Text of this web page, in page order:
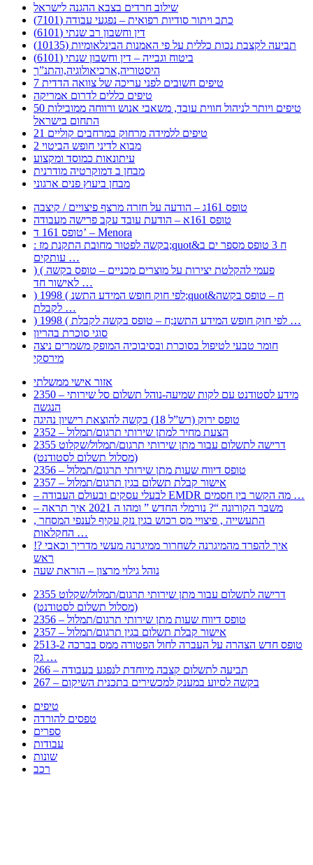
שילוב חרדים בצבא ההגנה לישראל
כתב ויתור סודיות רפואית – נפגעי עבודה (7101)
דין וחשבון רב שנתי (6101)
תביעה לקצבת נכות כללית על פי האמנות הבינלאומיות (10135)
ביטוח וגבייה – דין וחשבון שנתי (6101)
היסטוריה,ארכיאולוגיה,והתנ”ך
7 טיפים חשובים לפני עריכה של צוואה הדדית
טיפים כללים לדרום אמריקה
50 טיפים ויותר לניהול חווית עובד, משאבי אנוש ורווחה ממובילות
התחום בישראל
21 טיפים ללמידה מרחוק במרחבים קוליים
מבוא לדיני חופש הביטוי 2
עיתונאות כמוסד ומקצוע
מבחן ב דמוקרטיה מודרנית
מבחן ביעוץ פנים ארגוני
טופס 161ג – הודעה על חזרה מרצף פיצויים / קיצבה
טופס 161א – הודעת עובד עקב פרישה מעבודה
טופס 161 ד’ – Menora
: בקשה לפטור מחובת התקנת מז;quot&ח 3 טופס מספר ים ב
עותקים …
) ( פעמי להקלטת יצירות על מוצרים מכניים – טופס בקשה
לאישור חד …
) 1998 ( לפי חוק חופש המידע התשנ;quot&ח – טופס בקשה
לקבלת …
) 1998 ( לפי חוק חופש המידע התשנ;ח – טופס בקשה לקבלת …
סוגי סוכרת בהריון
חומר טבעי לטיפול בסוכרת ובסיבוכיה המופק משמרים ניצה
מירסקי
אזור אישי ממשלתי
2350 – מידע לסטודנט עם לקות שמיעה-נוהל תשלום סל שירותי
הנגשה
טופס ירוק (רש”ל 18) בקשה להוצאת רישיון נהיגה
2352 – הצעת מחיר למתן שירותי תרגום/תמלול
2355 דרישה לתשלום עבור מתן שירותי תרגום/תמלול/שקלוט
(מסלול תשלום לסטודנט)
2356 – טופס דיווח שעות מתן שירותי תרגום/תמלול
2357 – אישור קבלת תשלום בגין תרגום/תמלול
– לבעלי עסקים ובעולם העבודה EMDR מה הקשר בין חסמים …
– משבר הקורונה “? נורמלי החדש ” ומהו ה 2021 איך תראה
, התעשייה , פיצויי מס רכוש בגין נזק עקיף לענפי המסחר
החקלאות …
!? איך להפרד מהמיגרנה לשחרור ממיגרנה מעשי מדריך וכאבי
ראש
נוהל גילוי מרצון – הוראת שעה
2355 דרישה לתשלום עבור מתן שירותי תרגום/תמלול/שקלוט
(מסלול תשלום לסטודנט)
2356 – טופס דיווח שעות מתן שירותי תרגום/תמלול
2357 – אישור קבלת תשלום בגין תרגום/תמלול
2513-2 טופס חדש הצהרה על העברה לחול הפטורה ממס בברכה
גק …
266 – תביעה לתשלום קצבה מיוחדת לנפגע בעבודה
267 – בקשה לסיוע במענק למכשירים בתכנית השיקום
טיפים
טפסים להורדה
ספרים
עבודות
שונות
רכב